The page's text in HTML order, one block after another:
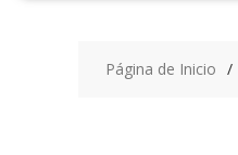
Página de Inicio